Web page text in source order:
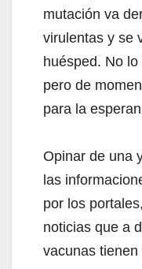
mutación va
virulentas y se
huésped. No
pero de
para la
Opinar de una
las
por los
noticias que a
vacunas